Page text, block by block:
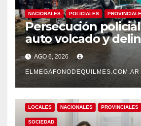
NACIONALES POLICIALES
Persecución
auto volcado y
detenidos en San
Solano
AGO 6, 2026
ELMEGAFONODEQUILMES.COM.AR
LOCALES NACIONALES PROVINCIALES
SOCIEDAD